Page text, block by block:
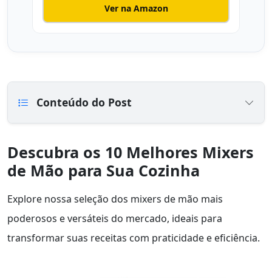
Ver na Amazon
Conteúdo do Post
Descubra os 10 Melhores Mixers
de Mão para Sua Cozinha
Explore nossa seleção dos mixers de mão mais
poderosos e versáteis do mercado, ideais para
transformar suas receitas com praticidade e eficiência.